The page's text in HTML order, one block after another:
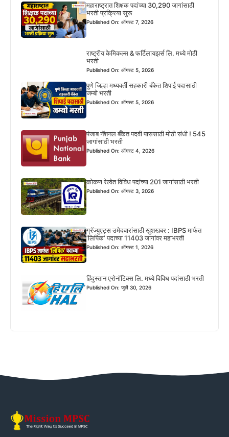
महाराष्ट्रात शिक्षक पदांच्या 30,290 जागांसाठी
भरती प्रक्रिया सुरू
Published On: ऑगस्ट 7, 2026
राष्ट्रीय केमिकल्स & फर्टिलायझर्स लि. मध्ये मोठी
भरती
Published On: ऑगस्ट 5, 2026
पुणे जिल्हा मध्यवर्ती सहकारी बँकेत शिपाई पदासाठी
जम्बो भरती
Published On: ऑगस्ट 5, 2026
पंजाब नॅशनल बँकेत पदवी पाससाठी मोठी संधी ! 545
जागांसाठी भरती
Published On: ऑगस्ट 4, 2026
कोकण रेल्वेत विविध पदांच्या 201 जागांसाठी भरती
Published On: ऑगस्ट 3, 2026
ग्रॅज्युएट्स उमेदवारांसाठी खुशखबर : IBPS मार्फत
‘लिपिक’ पदाच्या 11403 जागांवर महाभरती
Published On: ऑगस्ट 1, 2026
हिंदुस्तान एरोनॉटिक्स लि. मध्ये विविध पदांसाठी भरती
Published On: जुलै 30, 2026